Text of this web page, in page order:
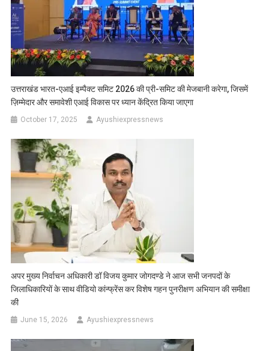
उत्तराखंड भारत-एआई इम्पैक्ट समिट 2026 की प्री-समिट की मेजबानी करेगा, जिसमें
ज़िम्मेदार और समावेशी एआई विकास पर ध्यान केंद्रित किया जाएगा
October 17, 2025 Ayushiexpressnews
अपर मुख्य निर्वाचन अधिकारी डॉ विजय कुमार जोगदण्डे ने आज सभी जनपदों के
जिलाधिकारियों के साथ वीडियो कांन्फ्रेंस कर विशेष गहन पुनरीक्षण अभियान की समीक्षा
की
June 15, 2026 Ayushiexpressnews